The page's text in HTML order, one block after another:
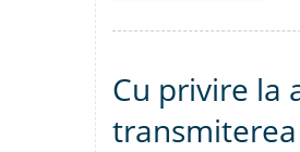
Cu privire la